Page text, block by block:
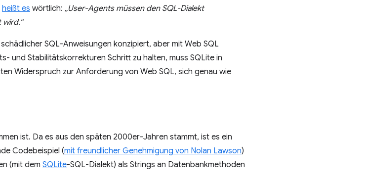
heißt es wörtlich: „User-Agents müssen den SQL-Dialekt
SQL-Anweisungen konzipiert, aber mit Web SQL
und Stabilitätskorrekturen Schritt zu halten, muss SQLite in
Widerspruch zur Anforderung von Web SQL, sich genau wie
ist. Da es aus den späten 2000er-Jahren stammt, ist es ein
Codebeispiel (mit freundlicher Genehmigung von Nolan Lawson)
(mit dem SQLite-SQL-Dialekt) als Strings an Datenbankmethoden